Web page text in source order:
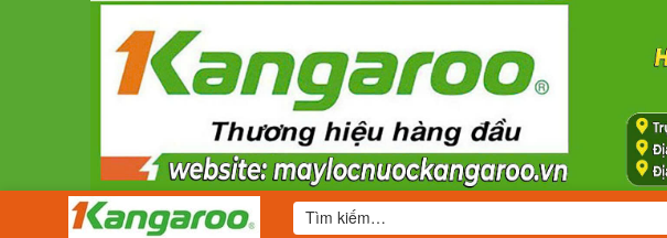
Tìm
kiếm: